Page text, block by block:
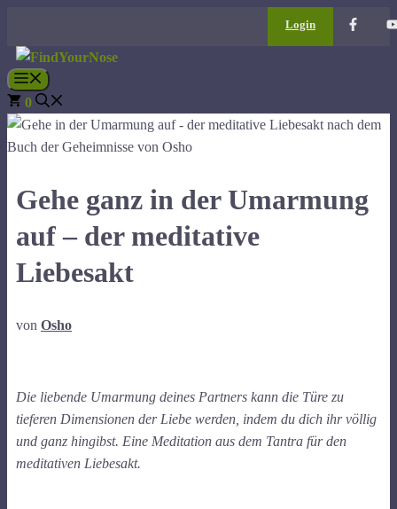
springen
Login
Menü
0
Gehe ganz in der Umarmung
auf – der meditative
Liebesakt
von Osho
Die liebende Umarmung deines Partners kann die Türe zu
tieferen Dimensionen der Liebe werden, indem du dich ihr völlig
und ganz hingibst. Eine Meditation aus dem Tantra für den
meditativen Liebesakt.